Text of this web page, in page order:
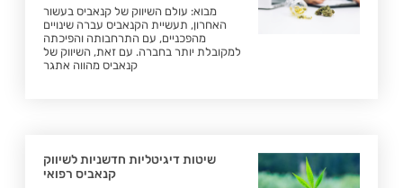
מבוא: עולם השיווק של קנאביס בעשור
האחרון, תעשיית הקנאביס עברה שינויים
מהפכניים, עם התרחבותה והפיכתה
למקובלת יותר בחברה. עם זאת, השיווק של
קנאביס מהווה אתגר
שיטות דיגיטליות חדשניות לשיווק
קנאביס רפואי